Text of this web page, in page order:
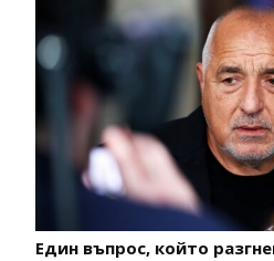
Един въпрос, който